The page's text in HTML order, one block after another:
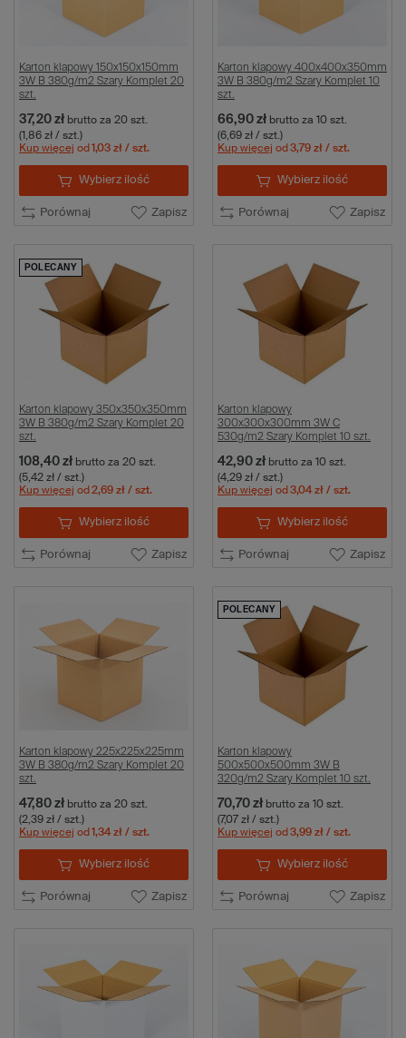
Karton klapowy 150x150x150mm
3W B 380g/m2 Szary Komplet 20
szt.
37,20 zł brutto za 20 szt.
(1,86 zł / szt.)
Kup więcej od 1,03 zł / szt.
Porównaj Zapisz
Wybierz ilość
Karton klapowy 400x400x350mm
3W B 380g/m2 Szary Komplet 10
szt.
66,90 zł brutto za 10 szt.
(6,69 zł / szt.)
Kup więcej od 3,79 zł / szt.
Porównaj Zapisz
Wybierz ilość
POLECANY
Karton klapowy 350x350x350mm
3W B 380g/m2 Szary Komplet 20
szt.
108,40 zł brutto za 20 szt.
(5,42 zł / szt.)
Kup więcej od 2,69 zł / szt.
Porównaj Zapisz
Wybierz ilość
Karton klapowy
300x300x300mm 3W C
530g/m2 Szary Komplet 10 szt.
42,90 zł brutto za 10 szt.
(4,29 zł / szt.)
Kup więcej od 3,04 zł / szt.
Porównaj Zapisz
Wybierz ilość
Karton klapowy 225x225x225mm
3W B 380g/m2 Szary Komplet 20
szt.
47,80 zł brutto za 20 szt.
(2,39 zł / szt.)
Kup więcej od 1,34 zł / szt.
Porównaj Zapisz
Wybierz ilość
POLECANY
Karton klapowy
500x500x500mm 3W B
320g/m2 Szary Komplet 10 szt.
70,70 zł brutto za 10 szt.
(7,07 zł / szt.)
Kup więcej od 3,99 zł / szt.
Porównaj Zapisz
Wybierz ilość